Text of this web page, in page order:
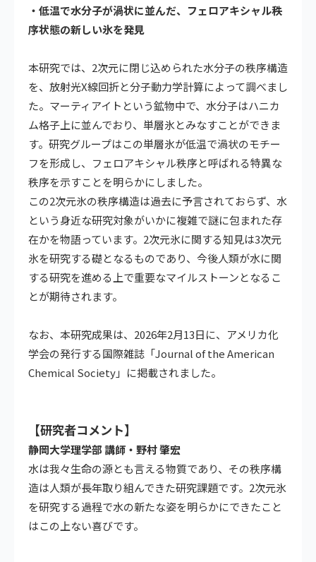
・低温で水分子が渦状に並んだ、フェロアキシャル秩
序状態の新しい氷を発見
本研究では、2次元に閉じ込められた水分子の秩序構造
を、放射光X線回折と分子動力学計算によって調べまし
た。マーティアイトという鉱物中で、水分子はハニカ
ム格子上に並んでおり、単層氷とみなすことができま
す。研究グループはこの単層氷が低温で渦状のモチー
フを形成し、フェロアキシャル秩序と呼ばれる特異な
秩序を示すことを明らかにしました。
この2次元氷の秩序構造は過去に予言されておらず、水
という身近な研究対象がいかに複雑で謎に包まれた存
在かを物語っています。2次元氷に関する知見は3次元
氷を研究する礎となるものであり、今後人類が水に関
する研究を進める上で重要なマイルストーンとなるこ
とが期待されます。
なお、本研究成果は、2026年2月13日に、アメリカ化
学会の発行する国際雑誌「Journal of the American
Chemical Society」に掲載されました。
【研究者コメント】
静岡大学理学部 講師・野村 肇宏
水は我々生命の源とも言える物質であり、その秩序構
造は人類が長年取り組んできた研究課題です。2次元氷
を研究する過程で水の新たな姿を明らかにできたこと
はこの上ない喜びです。